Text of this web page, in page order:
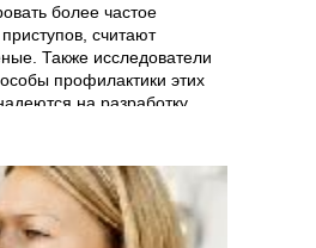
более частое
считают
Также исследователи
профилактики этих
на разработку